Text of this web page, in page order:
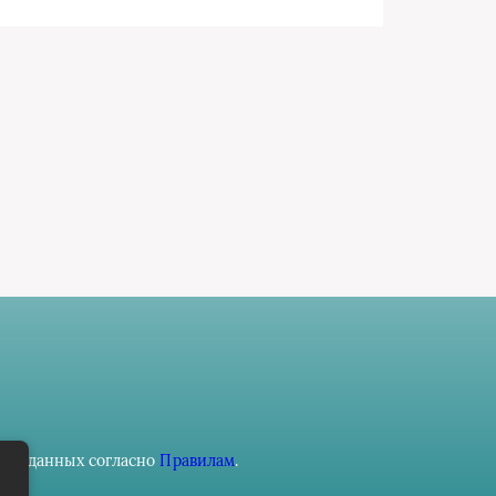
данных согласно Правилам.